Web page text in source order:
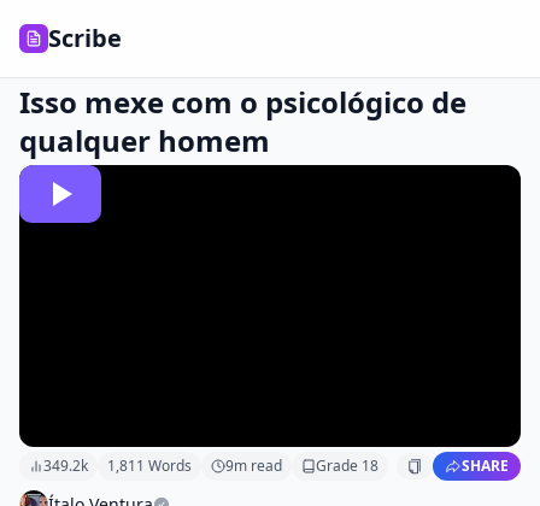
Scribe
Isso mexe com o psicológico de
qualquer homem
349.2k 1,811 Words 9m read Grade 18 SHARE